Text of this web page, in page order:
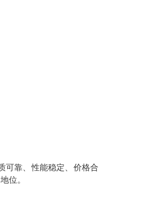
可靠、性能稳定、价格合
位。